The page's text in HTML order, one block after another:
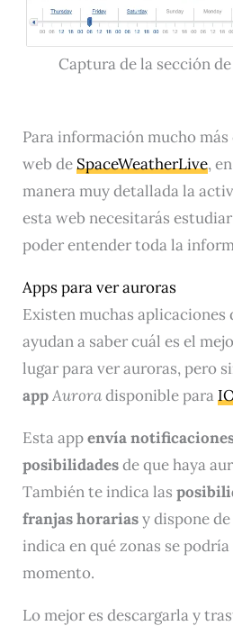
Captura de la sección
Para información mucho
web deSpaceWeatherLive,
manera muy detallada la
esta web necesitarás
poder entender toda la
Apps para ver auroras
Existen muchas aplicaciones
ayudan a saber cuál es el
lugar para ver auroras, pero
appAuroradisponible para
Esta appenvía
posibilidadesde que haya
También te indica las
franjas horariasy dispone
indica en qué zonas se
momento.
Lo mejor es descargarla y